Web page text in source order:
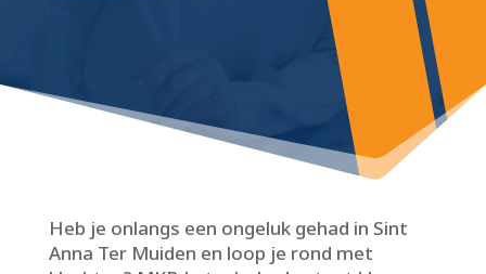
Heb je onlangs een ongeluk gehad in Sint
Anna Ter Muiden en loop je rond met